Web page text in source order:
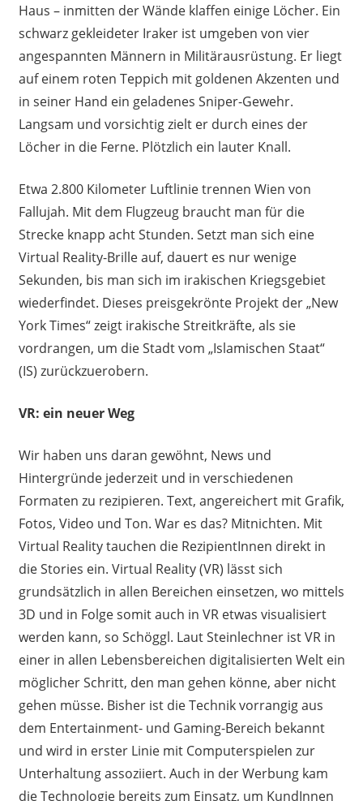
Haus – inmitten der Wände klaffen einige Löcher. Ein
schwarz gekleideter Iraker ist umgeben von vier
angespannten Männern in Militärausrüstung. Er liegt
auf einem roten Teppich mit goldenen Akzenten und
in seiner Hand ein geladenes Sniper-Gewehr.
Langsam und vorsichtig zielt er durch eines der
Löcher in die Ferne. Plötzlich ein lauter Knall.
Etwa 2.800 Kilometer Luftlinie trennen Wien von
Fallujah. Mit dem Flugzeug braucht man für die
Strecke knapp acht Stunden. Setzt man sich eine
Virtual Reality-Brille auf, dauert es nur wenige
Sekunden, bis man sich im irakischen Kriegsgebiet
wiederfindet. Dieses preisgekrönte Projekt der „New
York Times“ zeigt irakische Streitkräfte, als sie
vordrangen, um die Stadt vom „Islamischen Staat“
(IS) zurückzuerobern.
VR: ein neuer Weg
Wir haben uns daran gewöhnt, News und
Hintergründe jederzeit und in verschiedenen
Formaten zu rezipieren. Text, angereichert mit Grafik,
Fotos, Video und Ton. War es das? Mitnichten. Mit
Virtual Reality tauchen die RezipientInnen direkt in
die Stories ein. Virtual Reality (VR) lässt sich
grundsätzlich in allen Bereichen einsetzen, wo mittels
3D und in Folge somit auch in VR etwas visualisiert
werden kann, so Schöggl. Laut Steinlechner ist VR in
einer in allen Lebensbereichen digitalisierten Welt ein
möglicher Schritt, den man gehen könne, aber nicht
gehen müsse. Bisher ist die Technik vorrangig aus
dem Entertainment- und Gaming-Bereich bekannt
und wird in erster Linie mit Computerspielen zur
Unterhaltung assoziiert. Auch in der Werbung kam
die Technologie bereits zum Einsatz, um KundInnen